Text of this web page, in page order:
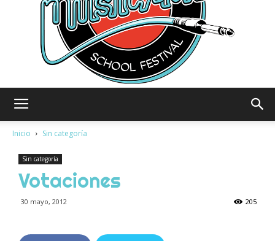
Inicio Sin categoría
Sin categoría
Votaciones
30 mayo, 2012 205